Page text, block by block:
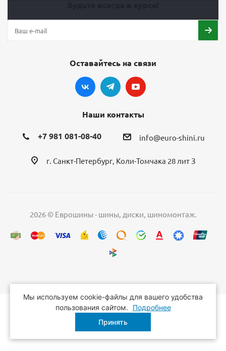
Оставайтесь на связи
Наши контакты
+7 981 081-08-40 info@euro-shini.ru
г. Санкт-Петербург, Коли-Томчака 28 лит З
2026 © Еврошины - шины, диски, шиномонтаж.
Мы используем cookie-файлы для вашего удобства
пользования сайтом.
Подробнее
Принять